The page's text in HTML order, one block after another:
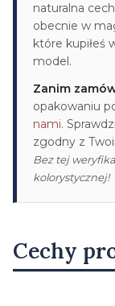
naturalna
obecnie w
które kupiłeś
model.
Zanim
opakowaniu
nami.
zgodny z
Bez tej
kolorystycznej!
Cechy